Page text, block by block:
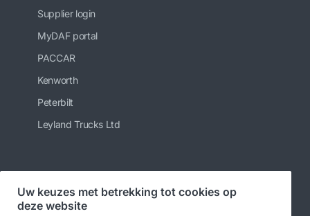
Supplier login
MyDAF portal
PACCAR
Kenworth
Peterbilt
Leyland Trucks Ltd
Volg ons
Uw keuzes met betrekking tot cookies op
deze website